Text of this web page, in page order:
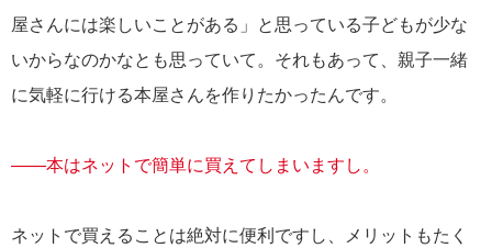
屋さんには楽しいことがある」と思っている子どもが少な
いからなのかなとも思っていて。それもあって、親子一緒
に気軽に行ける本屋さんを作りたかったんです。
――本はネットで簡単に買えてしまいますし。
ネットで買えることは絶対に便利ですし、メリットもたく